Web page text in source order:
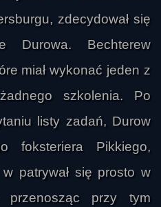
zdecydował się
Durowa. Bechterew
miał wykonać jeden z
szkolenia. Po
listy zadań, Durow
foksteriera Pikkiego,
patrywał się prosto w
przy tym